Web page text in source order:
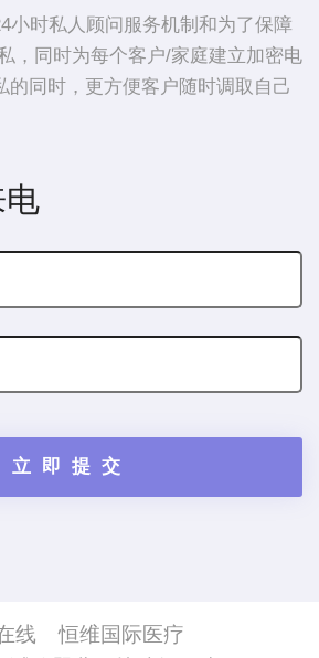
小时私人顾问服务机制和为了保障
，同时为每个客户/家庭建立加密电
的同时，更方便客户随时调取自己
线
恒维国际医疗